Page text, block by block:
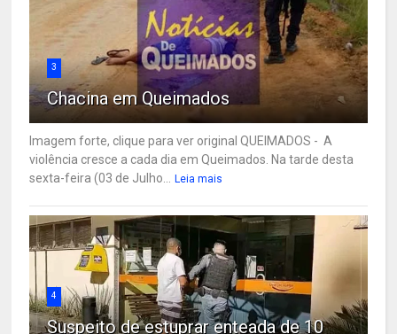
3
Chacina em Queimados
Imagem forte, clique para ver original QUEIMADOS - A
violência cresce a cada dia em Queimados. Na tarde desta
sexta-feira (03 de Julho...
Leia mais
4
Suspeito de estuprar enteada de 10